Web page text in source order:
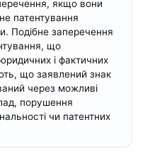
якщо вони
патентування
Подібне заперечення
що
і фактичних
що заявлений знак
через можливі
порушення
чи патентних